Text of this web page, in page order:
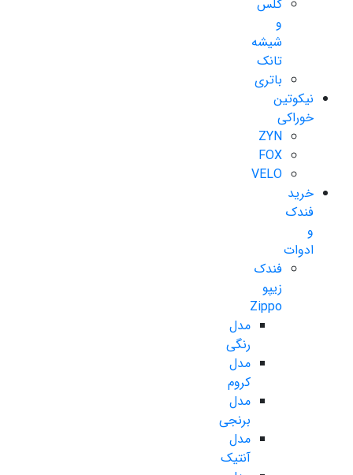
گلس
و
شیشه
تانک
باتری
نیکوتین
خوراکی
ZYN
FOX
VELO
خرید
فندک
و
ادوات
فندک
زیپو
Zippo
مدل
رنگی
مدل
کروم
مدل
برنجی
مدل
آنتیک